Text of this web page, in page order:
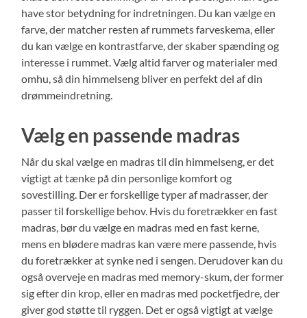
have stor betydning for indretningen. Du kan vælge en
farve, der matcher resten af rummets farveskema, eller
du kan vælge en kontrastfarve, der skaber spænding og
interesse i rummet. Vælg altid farver og materialer med
omhu, så din himmelseng bliver en perfekt del af din
drømmeindretning.
Vælg en passende madras
Når du skal vælge en madras til din himmelseng, er det
vigtigt at tænke på din personlige komfort og
sovestilling. Der er forskellige typer af madrasser, der
passer til forskellige behov. Hvis du foretrækker en fast
madras, bør du vælge en madras med en fast kerne,
mens en blødere madras kan være mere passende, hvis
du foretrækker at synke ned i sengen. Derudover kan du
også overveje en madras med memory-skum, der former
sig efter din krop, eller en madras med pocketfjedre, der
giver god støtte til ryggen. Det er også vigtigt at vælge